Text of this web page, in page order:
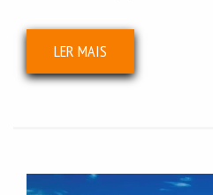
LER MAIS